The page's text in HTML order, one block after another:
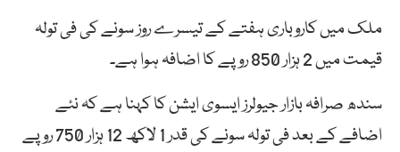
ملک میں کاروباری ہفتے کے تیسرے روز سونے کی فی تولہ
قیمت میں 2 ہزار 850 روپے کا اضافہ ہوا ہے۔
سندھ صرافہ بازار جیولرز ایسوی ایشن کا کہنا ہے کہ نئے
اضافے کے بعد فی تولہ سونے کی قدر 1 لاکھ 12 ہزار 750 روپے